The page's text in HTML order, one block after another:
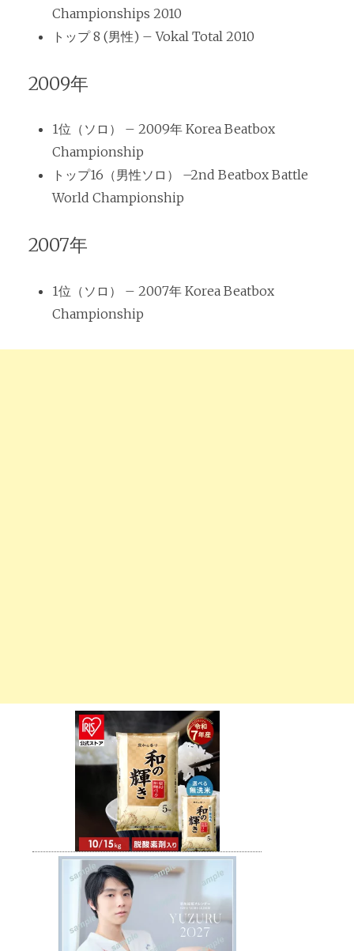
Championships 2010
トップ 8 (男性) – Vokal Total 2010
2009年
1位（ソロ） – 2009年 Korea Beatbox
Championship
トップ16（男性ソロ） –2nd Beatbox Battle
World Championship
2007年
1位（ソロ） – 2007年 Korea Beatbox
Championship